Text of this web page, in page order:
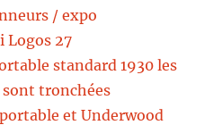
/ expo
Logos 27
standard 1930 les
tronchées
et Underwood